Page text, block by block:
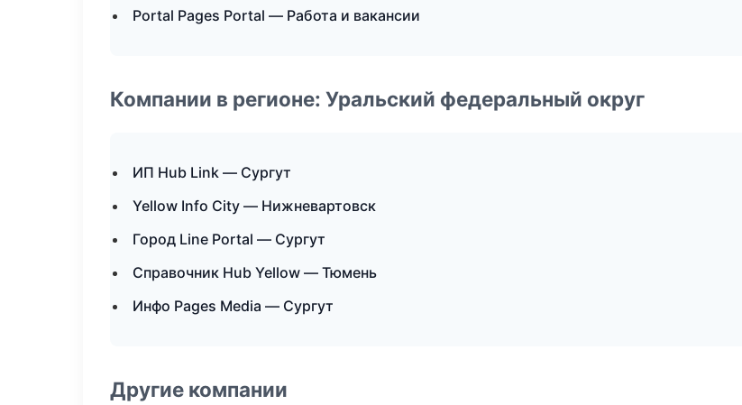
Portal Pages Portal — Работа и вакансии
Компании в регионе: Уральский федеральный округ
ИП Hub Link — Сургут
Yellow Info City — Нижневартовск
Город Line Portal — Сургут
Справочник Hub Yellow — Тюмень
Инфо Pages Media — Сургут
Другие компании